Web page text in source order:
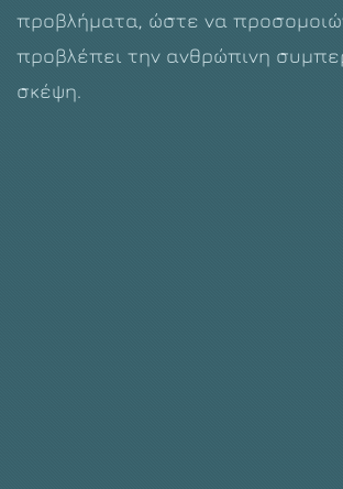
προβλήματα, ώστε να
προβλέπει την ανθρώπινη
σκέψη.